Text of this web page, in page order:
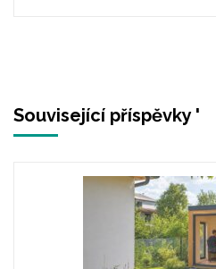
Související příspěvky '